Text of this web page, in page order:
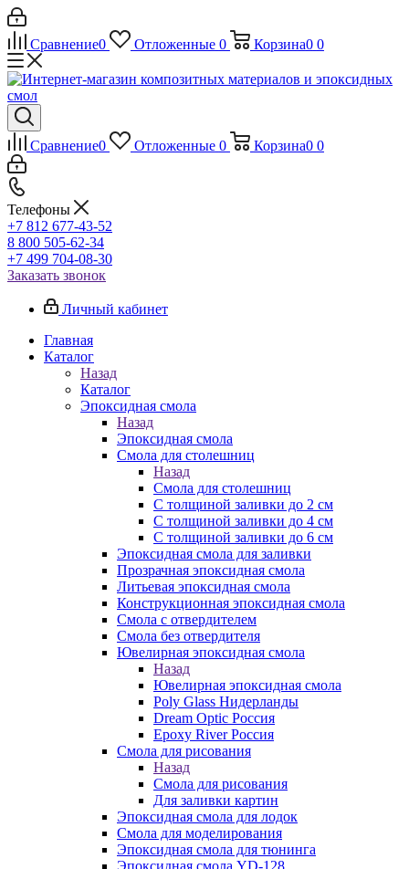
Сравнение0 Отложенные 0 Корзина0 0
Сравнение0 Отложенные 0 Корзина0 0
Телефоны
+7 812 677-43-52
8 800 505-62-34
+7 499 704-08-30
Заказать звонок
Личный кабинет
Главная
Каталог
Назад
Каталог
Эпоксидная смола
Назад
Эпоксидная смола
Смола для столешниц
Назад
Смола для столешниц
С толщиной заливки до 2 см
С толщиной заливки до 4 см
С толщиной заливки до 6 см
Эпоксидная смола для заливки
Прозрачная эпоксидная смола
Литьевая эпоксидная смола
Конструкционная эпоксидная смола
Смола с отвердителем
Смола без отвердителя
Ювелирная эпоксидная смола
Назад
Ювелирная эпоксидная смола
Poly Glass Нидерланды
Dream Optic Россия
Epoxy River Россия
Смола для рисования
Назад
Смола для рисования
Для заливки картин
Эпоксидная смола для лодок
Смола для моделирования
Эпоксидная смола для тюнинга
Эпоксидная смола YD-128